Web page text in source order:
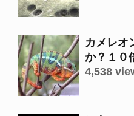
カメレオ
か？１０
4,538